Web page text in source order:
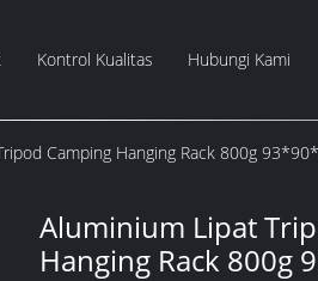
Kontrol Kualitas Hubungi Kami
Camping Hanging Rack 800g
Aluminium Lipat
Hanging Rack 800g